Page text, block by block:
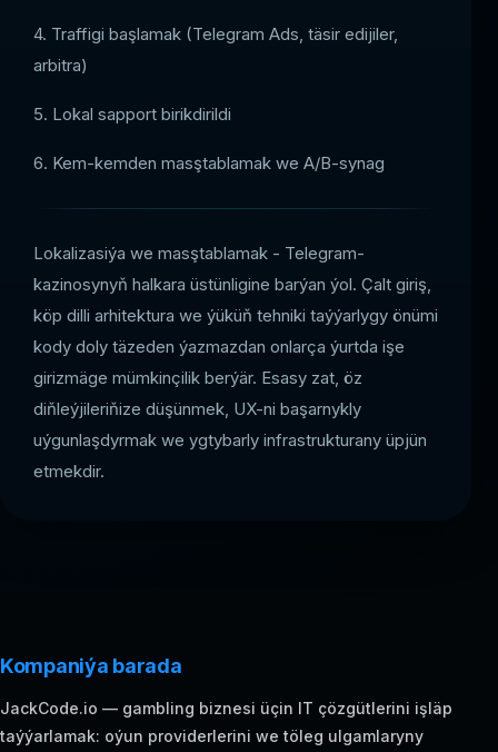
4. Traffigi başlamak (Telegram Ads, täsir edijiler,
arbitra)
5. Lokal sapport birikdirildi
6. Kem-kemden masştablamak we A/B-synag
Lokalizasiýa we masştablamak - Telegram-
kazinosynyň halkara üstünligine barýan ýol. Çalt giriş,
köp dilli arhitektura we ýüküň tehniki taýýarlygy önümi
kody doly täzeden ýazmazdan onlarça ýurtda işe
girizmäge mümkinçilik berýär. Esasy zat, öz
diňleýjileriňize düşünmek, UX-ni başarnykly
uýgunlaşdyrmak we ygtybarly infrastrukturany üpjün
etmekdir.
Kompaniýa barada
JackCode.io — gambling biznesi üçin IT çözgütlerini işläp
taýýarlamak: oýun providerlerini we töleg ulgamlaryny